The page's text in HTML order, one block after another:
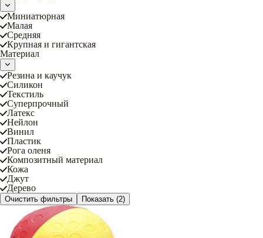
Миниатюрная
Малая
Средняя
Крупная и гигантская
Материал
Резина и каучук
Силикон
Текстиль
Суперпрочный
Латекс
Нейлон
Винил
Пластик
Рога оленя
Композитный материал
Кожа
Джут
Дерево
Очистить фильтры Показать (2)